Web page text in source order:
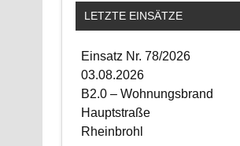
LETZTE EINSÄTZE
Einsatz Nr. 78/2026
03.08.2026
B2.0 – Wohnungsbrand
Hauptstraße
Rheinbrohl